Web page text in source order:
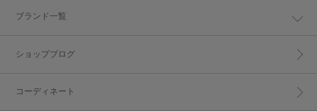
ブランド一覧
ショップブログ
コーディネート